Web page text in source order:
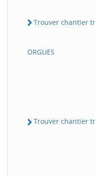
Trouver chantier
ORGUES
Trouver chantier